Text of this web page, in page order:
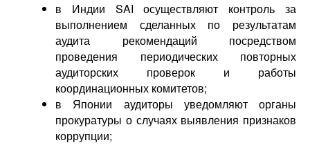
в Индии SAI осуществляют контроль за
выполнением сделанных по результатам
аудита рекомендаций посредством
проведения периодических повторных
аудиторских проверок и работы
координационных комитетов;
в Японии аудиторы уведомляют органы
прокуратуры о случаях выявления признаков
коррупции;